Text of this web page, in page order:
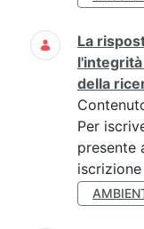
La
della
Per
presente
iscrizione